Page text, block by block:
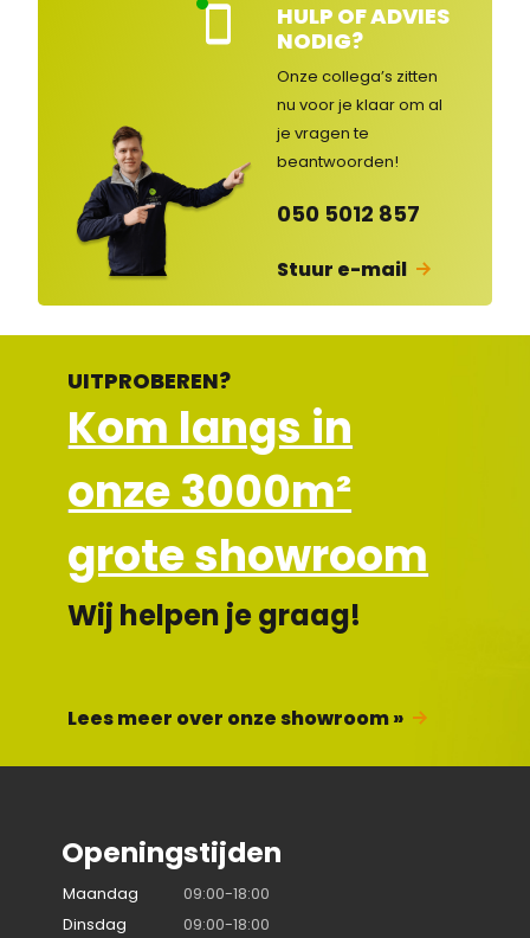
nte
en
d
HULP OF ADVIES
NODIG?
Onze collega’s zitten
nu voor je klaar om al
je vragen te
beantwoorden!
050 5012 857
Stuur e-mail
UITPROBEREN?
Kom langs in
onze 3000m²
grote showroom
Wij helpen je graag!
Lees meer over onze showroom »
Openingstijden
Maandag
09:00-18:00
Dinsdag
09:00-18:00